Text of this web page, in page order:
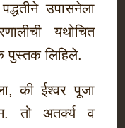
पद्धतीने उपासनेला
यथोचित
पुस्तक लिहिले.
की ईश्वर पूजा
तो अतर्क्य व